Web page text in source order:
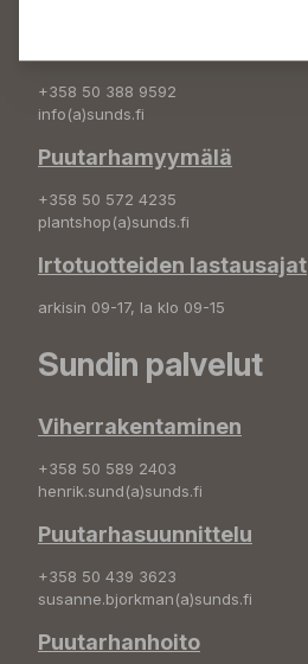
+358 50 388 9592
info(a)sunds.fi
Puutarhamyymälä
+358 50 572 4235
plantshop(a)sunds.fi
Irtotuotteiden lastausajat
arkisin 09-17, la klo 09-15
Sundin palvelut
Viherrakentaminen
+358 50 589 2403
henrik.sund(a)sunds.fi
Puutarhasuunnittelu
+358 50 439 3623
susanne.bjorkman(a)sunds.fi
Puutarhanhoito